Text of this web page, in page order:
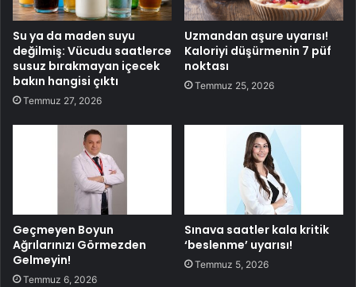
Su ya da maden suyu
değilmiş: Vücudu saatlerce
susuz bırakmayan içecek
bakın hangisi çıktı
Temmuz 27, 2026
Uzmandan aşure uyarısı!
Kaloriyi düşürmenin 7 püf
noktası
Temmuz 25, 2026
Geçmeyen Boyun
Ağrılarınızı Görmezden
Gelmeyin!
Temmuz 6, 2026
Sınava saatler kala kritik
‘beslenme’ uyarısı!
Temmuz 5, 2026